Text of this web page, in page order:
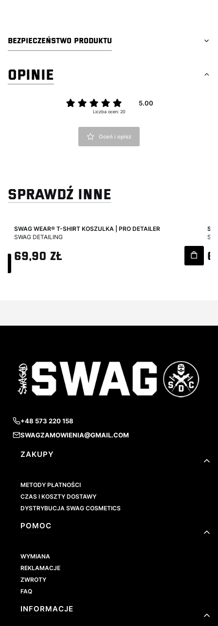
BEZPIECZEŃSTWO PRODUKTU
OPINIE
5.00
Liczba ocen: 20
Oceń i opisz
SPRAWDŹ INNE
SWAG WEAR® T-SHIRT KOSZULKA | PRO DETAILER
PRODUCENT
SWAG DETAILING
Cena
69,90 zł
+48 573 220 158
SWAGZAMOWIENIA@GMAIL.COM
Linki w stopce
ZAKUPY
METODY PŁATNOŚCI
CZAS I KOSZTY DOSTAWY
DYSTRYBUCJA SWAG COSMETICS
POMOC
WYMIANA
REKLAMACJE
ZWROTY
FAQ
INFORMACJE